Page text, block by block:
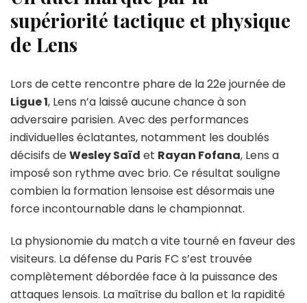
supériorité tactique et physique
de Lens
Lors de cette rencontre phare de la 22e journée de
Ligue 1, Lens n’a laissé aucune chance à son
adversaire parisien. Avec des performances
individuelles éclatantes, notamment les doublés
décisifs deWesley Saïd et Rayan Fofana, Lens a
imposé son rythme avec brio. Ce résultat souligne
combien la formation lensoise est désormais une
force incontournable dans le championnat.
La physionomie du match a vite tourné en faveur des
visiteurs. La défense du Paris FC s’est trouvée
complètement débordée face à la puissance des
attaques lensois. La maîtrise du ballon et la rapidité